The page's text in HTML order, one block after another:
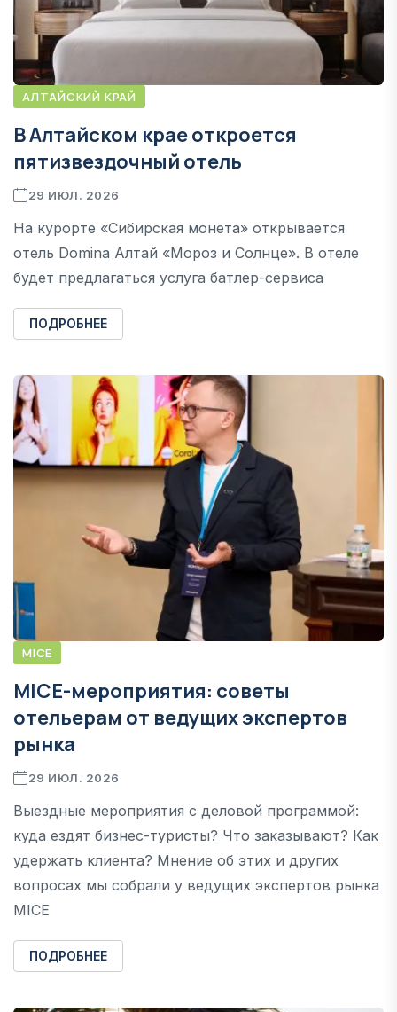
АЛТАЙСКИЙ КРАЙ
В Алтайском крае откроется
пятизвездочный отель
29 ИЮЛ. 2026
На курорте «Сибирская монета» открывается
отель Domina Алтай «Мороз и Солнце». В отеле
будет предлагаться услуга батлер-сервиса
ПОДРОБНЕЕ
MICE
MICE-мероприятия: советы
отельерам от ведущих экспертов
рынка
29 ИЮЛ. 2026
Выездные мероприятия с деловой программой:
куда ездят бизнес-туристы? Что заказывают? Как
удержать клиента? Мнение об этих и других
вопросах мы собрали у ведущих экспертов рынка
MICE
ПОДРОБНЕЕ